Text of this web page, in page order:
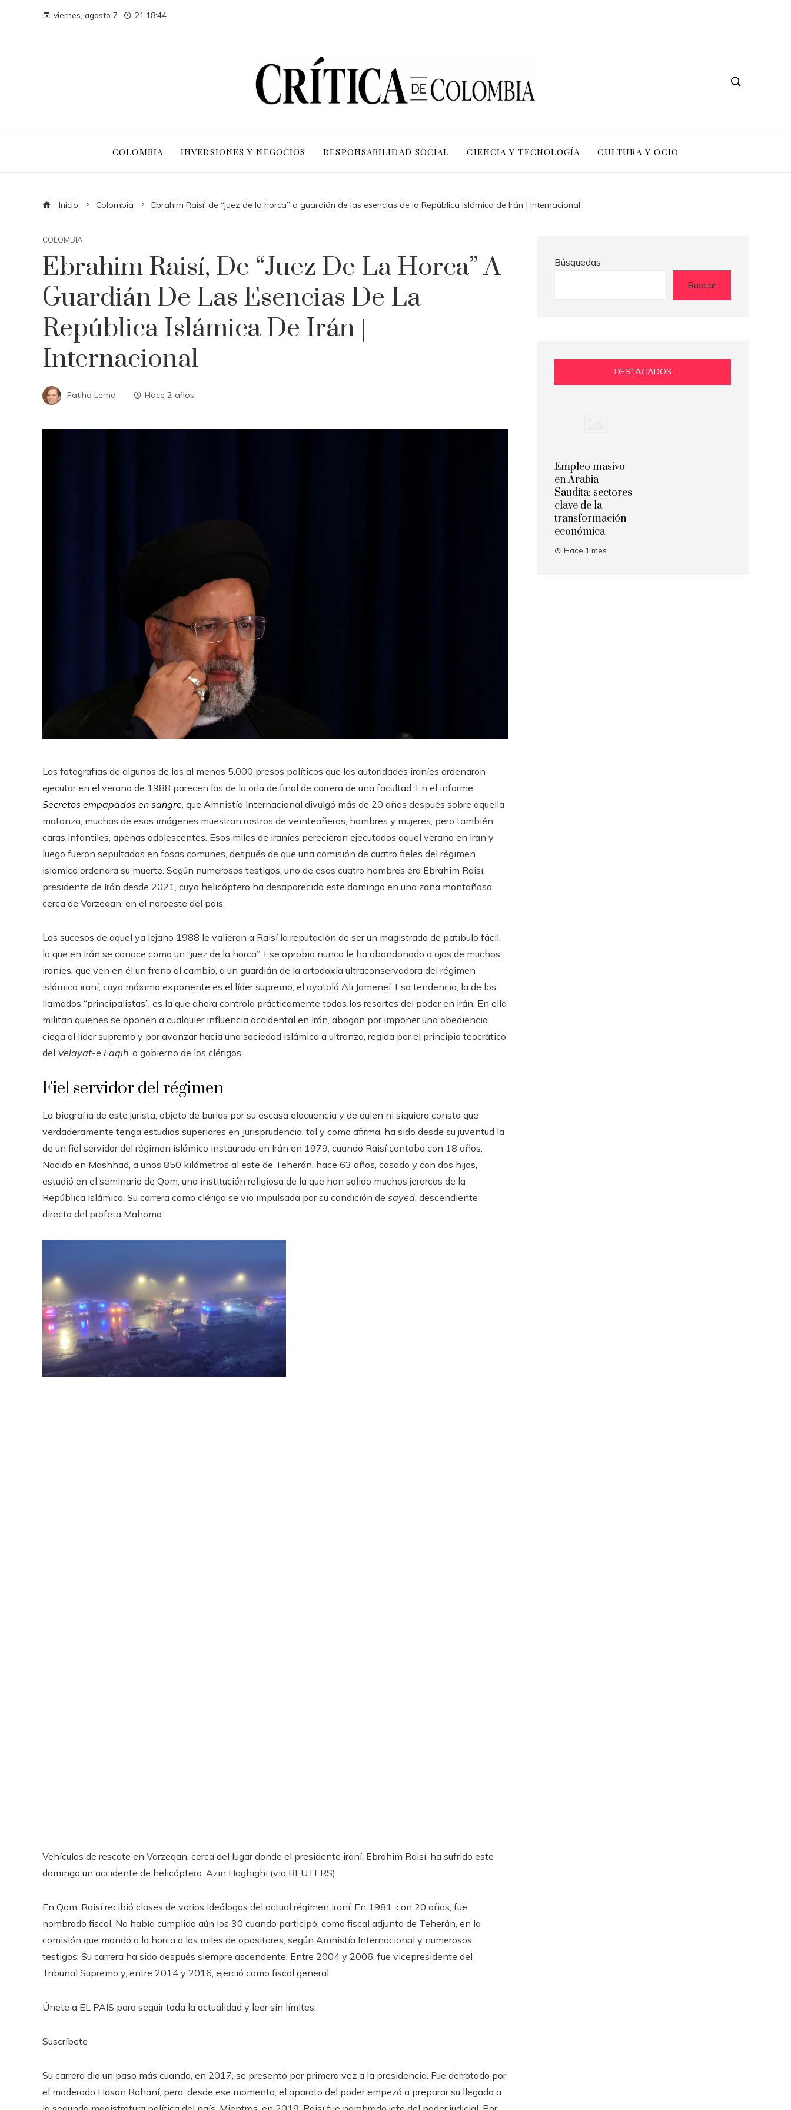
viernes, agosto 7 21:18:45
COLOMBIA INVERSIONES Y NEGOCIOS RESPONSABILIDAD SOCIAL CIENCIA Y TECNOLOGÍA CULTURA Y OCIO
Inicio Colombia Ebrahim Raisí, de “juez de la horca” a guardián de las esencias de la República Islámica de Irán | Internacional
COLOMBIA
Ebrahim Raisí, De “juez De La Horca” A
Guardián De Las Esencias De La
República Islámica De Irán |
Internacional
Fatiha Lema Hace 2 años
Las fotografías de algunos de los al menos 5.000 presos políticos que las autoridades iraníes ordenaron
ejecutar en el verano de 1988 parecen las de la orla de final de carrera de una facultad. En el informe
Secretos empapados en sangre, que Amnistía Internacional divulgó más de 20 años después sobre aquella
matanza, muchas de esas imágenes muestran rostros de veinteañeros, hombres y mujeres, pero también
caras infantiles, apenas adolescentes. Esos miles de iraníes perecieron ejecutados aquel verano en Irán y
luego fueron sepultados en fosas comunes, después de que una comisión de cuatro fieles del régimen
islámico ordenara su muerte. Según numerosos testigos, uno de esos cuatro hombres era Ebrahim Raisí,
presidente de Irán desde 2021, cuyo helicóptero ha desaparecido este domingo en una zona montañosa
cerca de Varzeqan, en el noroeste del país.
Los sucesos de aquel ya lejano 1988 le valieron a Raisí la reputación de ser un magistrado de patíbulo fácil,
lo que en Irán se conoce como un “juez de la horca”. Ese oprobio nunca le ha abandonado a ojos de muchos
iraníes, que ven en él un freno al cambio, a un guardián de la ortodoxia ultraconservadora del régimen
islámico iraní, cuyo máximo exponente es el líder supremo, el ayatolá Ali Jameneí. Esa tendencia, la de los
llamados “principalistas”, es la que ahora controla prácticamente todos los resortes del poder en Irán. En ella
militan quienes se oponen a cualquier influencia occidental en Irán, abogan por imponer una obediencia
ciega al líder supremo y por avanzar hacia una sociedad islámica a ultranza, regida por el principio teocrático
del Velayat-e Faqih, o gobierno de los clérigos.
Fiel servidor del régimen
La biografía de este jurista, objeto de burlas por su escasa elocuencia y de quien ni siquiera consta que
verdaderamente tenga estudios superiores en Jurisprudencia, tal y como afirma, ha sido desde su juventud la
de un fiel servidor del régimen islámico instaurado en Irán en 1979, cuando Raisí contaba con 18 años.
Nacido en Mashhad, a unos 850 kilómetros al este de Teherán, hace 63 años, casado y con dos hijos,
estudió en el seminario de Qom, una institución religiosa de la que han salido muchos jerarcas de la
República Islámica. Su carrera como clérigo se vio impulsada por su condición de sayed, descendiente
directo del profeta Mahoma.
Vehículos de rescate en Varzeqan, cerca del lugar donde el presidente iraní, Ebrahim Raisí, ha sufrido este
domingo un accidente de helicóptero. Azin Haghighi (via REUTERS)
En Qom, Raisí recibió clases de varios ideólogos del actual régimen iraní. En 1981, con 20 años, fue
nombrado fiscal. No había cumplido aún los 30 cuando participó, como fiscal adjunto de Teherán, en la
comisión que mandó a la horca a los miles de opositores, según Amnistía Internacional y numerosos
testigos. Su carrera ha sido después siempre ascendente. Entre 2004 y 2006, fue vicepresidente del
Tribunal Supremo y, entre 2014 y 2016, ejerció como fiscal general.
Únete a EL PAÍS para seguir toda la actualidad y leer sin límites.
Suscríbete
Su carrera dio un paso más cuando, en 2017, se presentó por primera vez a la presidencia. Fue derrotado por
el moderado Hasan Rohaní, pero, desde ese momento, el aparato del poder empezó a preparar su llegada a
Búsquedas
Buscar
DESTACADOS
Empleo masivo
en Arabia
Saudita: sectores
clave de la
transformación
económica
Hace 1 mes